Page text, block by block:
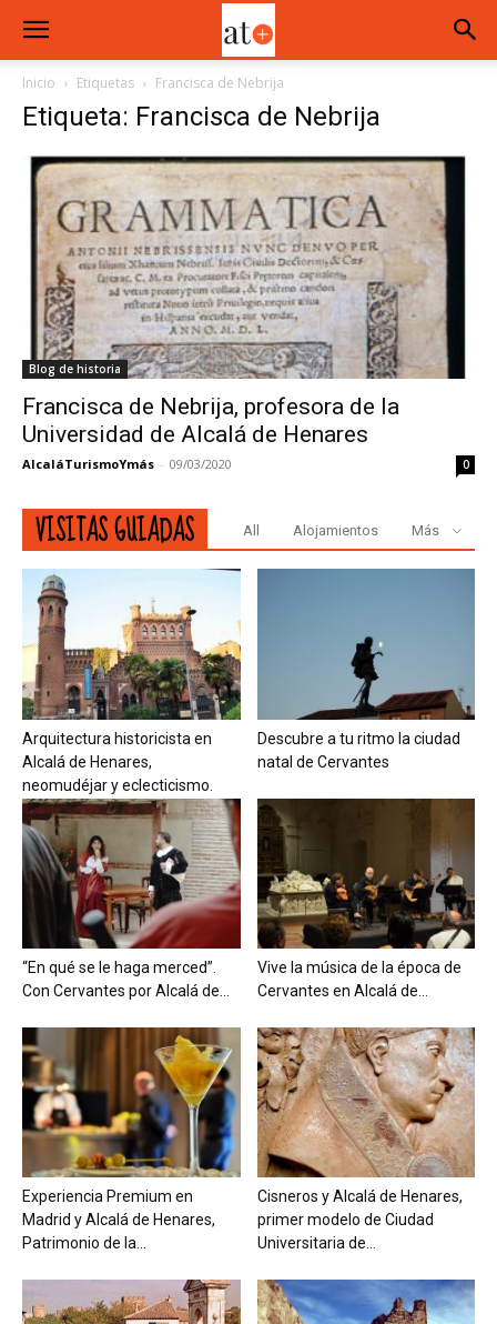
Inicio Etiquetas Francisca de Nebrija
Etiqueta: Francisca de Nebrija
Blog de historia
Francisca de Nebrija, profesora de la
Universidad de Alcalá de Henares
AlcaláTurismoYmás - 09/03/2020 0
VISITAS GUIADAS All Alojamientos Más
Arquitectura historicista en
Alcalá de Henares,
neomudéjar y eclecticismo.
Descubre a tu ritmo la ciudad
natal de Cervantes
“En qué se le haga merced”.
Con Cervantes por Alcalá de...
Vive la música de la época de
Cervantes en Alcalá de...
Experiencia Premium en
Madrid y Alcalá de Henares,
Patrimonio de la...
Cisneros y Alcalá de Henares,
primer modelo de Ciudad
Universitaria de...